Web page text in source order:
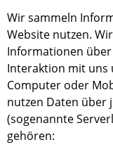
Wir sammeln
Website nutzen.
Informationen
Interaktion mit uns
Computer oder
nutzen Daten über
(sogenannte
gehören: